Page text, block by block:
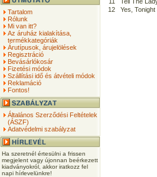
Tartalom
Rólunk
Mi van itt?
Az áruház kialakítása,
termékkategóriák
Árutípusok, árujelölések
Regisztráció
Bevásárlókosár
Fizetési módok
Szállítási idő és átvételi módok
Reklamáció
Fontos!
Általános Szerződési Feltételek
(ÁSZF)
Adatvédelmi szabályzat
Ha szeretnél értesülni a frissen
megjelent vagy újonnan beérkezett
kiadványokról, akkor iratkozz fel
napi hírlevelünkre!
12
Yes,